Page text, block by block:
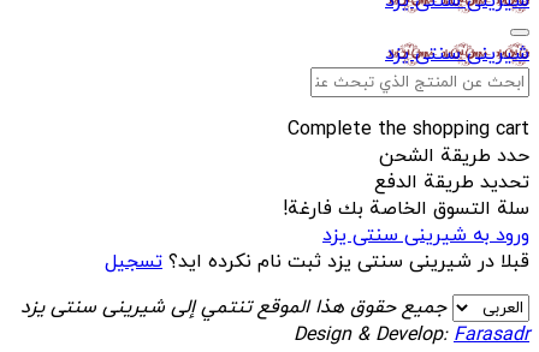
شیرینی سنتی یزد
Complete the shopping cart
حدد طريقة الشحن
تحديد طريقة الدفع
سلة التسوق الخاصة بك فارغة!
ورود به شیرینی سنتی یزد
قبلا در شیرینی سنتی یزد ثبت نام نکرده اید؟ تسجيل
جميع حقوق هذا الموقع تنتمي إلى شیرینی سنتی یزد
Design & Develop:Farasadr